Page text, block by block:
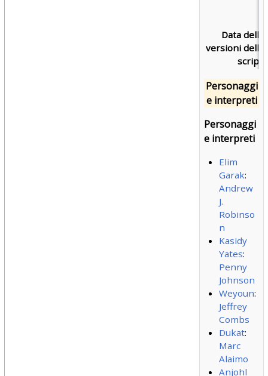
Data delle
versioni dello
script:
Personaggi
e interpreti
Personaggi
e interpreti
Elim
Garak:
Andrew
J.
Robinso
n
Kasidy
Yates:
Penny
Johnson
Weyoun:
Jeffrey
Combs
Dukat:
Marc
Alaimo
Anjohl